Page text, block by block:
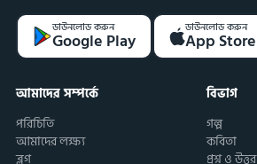
ডাউনলোড করুন
Google Play
ডাউনলোড করুন
App Store
আমাদের সম্পর্কে
পরিচিতি
আমাদের লক্ষ্য
ব্লগ
বিভাগ
গল্প
কবিতা
প্রশ্ন ও উত্তর